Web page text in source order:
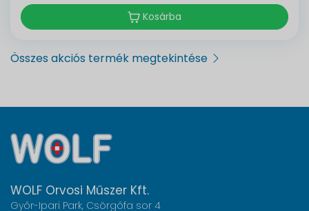
Kosárba
Összes akciós termék megtekintése
WOLF Orvosi Műszer Kft.
Győr-Ipari Park, Csörgőfa sor 4